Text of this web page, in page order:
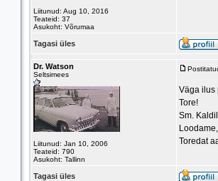
Liitunud: Aug 10, 2016
Teateid: 37
Asukoht: Võrumaa
Tagasi üles
Dr. Watson
Seltsimees
Liitunud: Jan 10, 2006
Teateid: 790
Asukoht: Tallinn
Väga ilus
Tore!
Sm.
Toredat
Tagasi üles